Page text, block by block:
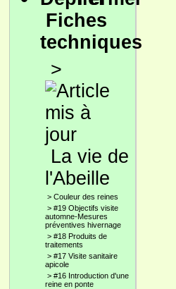
Fiches
techniques
>
La vie de
l'Abeille
> Couleur des reines
> #19 Objectifs visite
automne-Mesures
préventives hivernage
> #18 Produits de
traitements
> #17 Visite sanitaire
apicole
> #16 Introduction d'une
reine en ponte